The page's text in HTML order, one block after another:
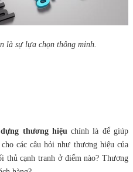
là sự lựa chọn thông minh.
thương hiệuchính là để giúp
các câu hỏi như thương hiệu của
thủ cạnh tranh ở điểm nào? Thương